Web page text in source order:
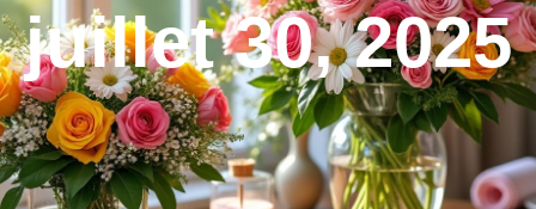
juillet 30, 2025